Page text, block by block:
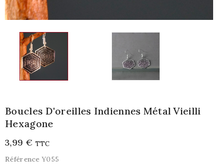
Boucles D'oreilles Indiennes Métal Vieilli
Hexagone
3,99 € TTC
Référence Y055